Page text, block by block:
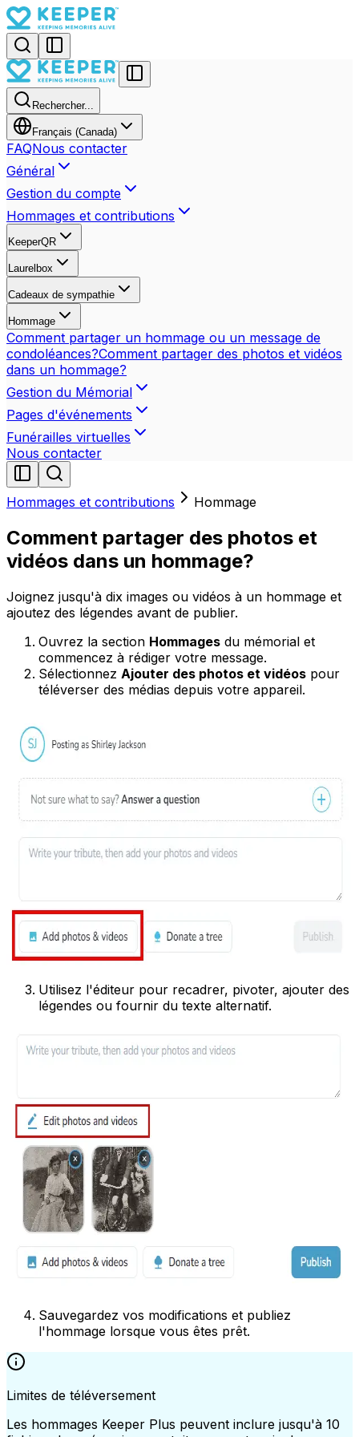
Rechercher...
Français (Canada)
FAQNous contacter
Général
Gestion du compte
Hommages et contributions
KeeperQR
Laurelbox
Cadeaux de sympathie
Hommage
Comment partager un hommage ou un message de
condoléances?Comment partager des photos et vidéos
dans un hommage?
Gestion du Mémorial
Pages d'événements
Funérailles virtuelles
Nous contacter
Hommages et contributions Hommage
Comment partager des photos et
vidéos dans un hommage?
Joignez jusqu'à dix images ou vidéos à un hommage et
ajoutez des légendes avant de publier.
Ouvrez la section Hommages du mémorial et
commencez à rédiger votre message.
Sélectionnez Ajouter des photos et vidéos pour
téléverser des médias depuis votre appareil.
Utilisez l'éditeur pour recadrer, pivoter, ajouter des
légendes ou fournir du texte alternatif.
Sauvegardez vos modifications et publiez
l'hommage lorsque vous êtes prêt.
Limites de téléversement
Les hommages Keeper Plus peuvent inclure jusqu'à 10